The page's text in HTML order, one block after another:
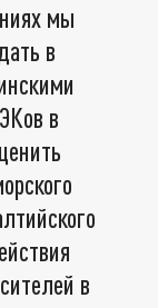
мы
в
в
в